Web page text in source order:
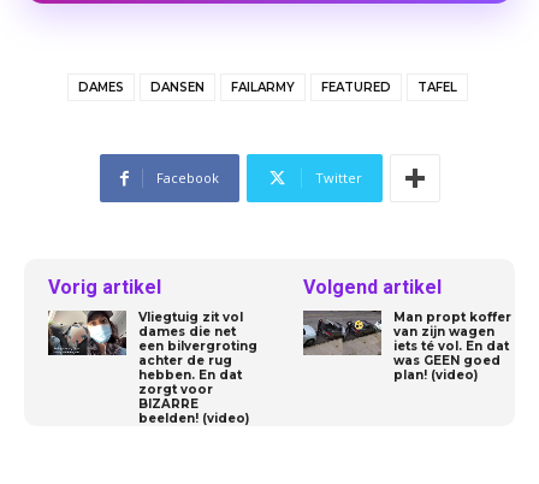
DAMES DANSEN FAILARMY FEATURED TAFEL
Facebook Twitter
Vorig artikel
Vliegtuig zit vol
dames die net
een bilvergroting
achter de rug
hebben. En dat
zorgt voor
BIZARRE
beelden! (video)
Volgend artikel
Man propt koffer
van zijn wagen
iets té vol. En dat
was GEEN goed
plan! (video)